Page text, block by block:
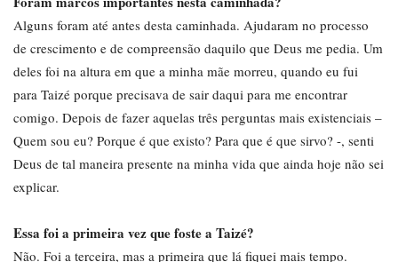
Alguns foram até antes desta caminhada. Ajudaram no processo
de crescimento e de compreensão daquilo que Deus me pedia. Um
deles foi na altura em que a minha mãe morreu, quando eu fui
para Taizé porque precisava de sair daqui para me encontrar
comigo. Depois de fazer aquelas três perguntas mais existenciais –
Quem sou eu? Porque é que existo? Para que é que sirvo? -, senti
Deus de tal maneira presente na minha vida que ainda hoje não sei
explicar.
Essa foi a primeira vez que foste a Taizé?
Não. Foi a terceira, mas a primeira que lá fiquei mais tempo.